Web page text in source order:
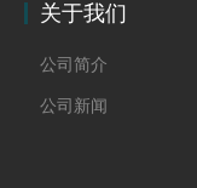
关于我们
公司简介
公司新闻